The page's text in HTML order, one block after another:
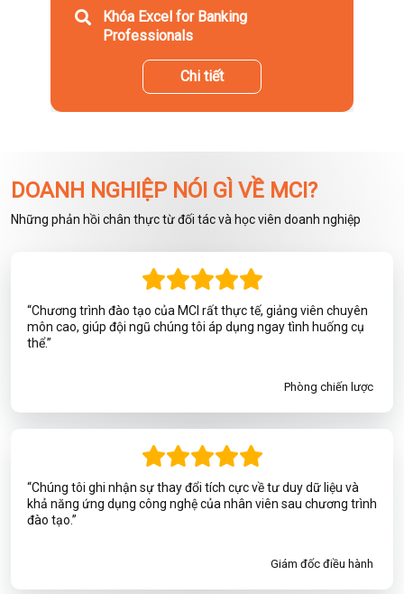
Khóa Excel for Banking
Professionals
Chi tiết
DOANH NGHIỆP NÓI GÌ VỀ MCI?
Những phản hồi chân thực từ đối tác và học viên doanh nghiệp
“Chương trình đào tạo của MCI rất thực tế, giảng viên chuyên
môn cao, giúp đội ngũ chúng tôi áp dụng ngay tình huống cụ
thể.”
Phòng chiến lược
“Chúng tôi ghi nhận sự thay đổi tích cực về tư duy dữ liệu và
khả năng ứng dụng công nghệ của nhân viên sau chương trình
đào tạo.”
Giám đốc điều hành